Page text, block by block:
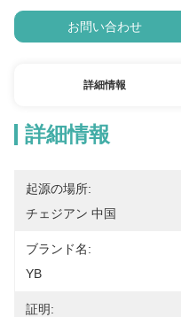
お問い合わせ
詳細情報
詳細情報
起源の場所:
チェジアン 中国
ブランド名:
YB
証明: